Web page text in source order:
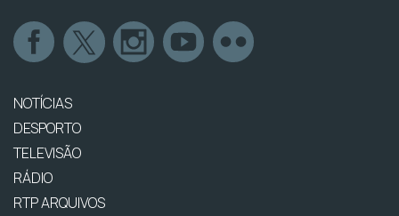
NOTÍCIAS
DESPORTO
TELEVISÃO
RÁDIO
RTP ARQUIVOS